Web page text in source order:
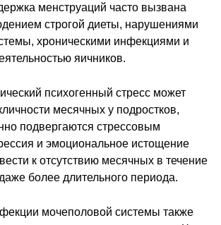
менструаций часто вызвана
строгой диеты, нарушениями
хроническими инфекциями и
яичников.
психогенный стресс может
месячных у подростков,
подвергаются стрессовым
и эмоциональное истощение
к отсутствию месячных в течение
более длительного периода.
мочеполовой системы также